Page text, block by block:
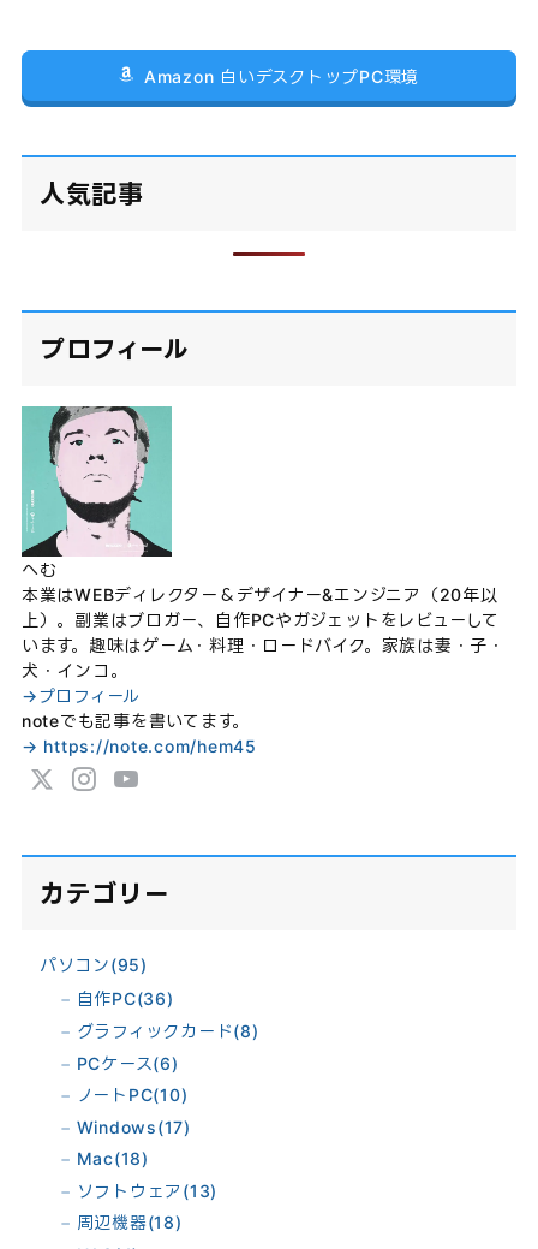
Amazon 白いデスクトップPC環境
人気記事
プロフィール
へむ
本業はWEBディレクター＆デザイナー&エンジニア（20年以
上）。副業はブロガー、自作PCやガジェットをレビューして
います。趣味はゲーム・料理・ロードバイク。家族は妻・子・
犬・インコ。
→プロフィール
noteでも記事を書いてます。
→ https://note.com/hem45
カテゴリー
パソコン(95)
自作PC(36)
グラフィックカード(8)
PCケース(6)
ノートPC(10)
Windows(17)
Mac(18)
ソフトウェア (13)
周辺機器(18)